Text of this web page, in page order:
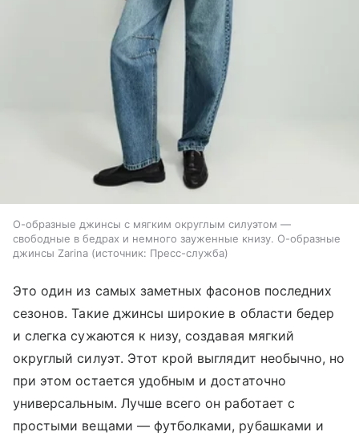
О-образные джинсы с мягким округлым силуэтом —
свободные в бедрах и немного зауженные книзу. О-образные
джинсы Zarina
источник: Пресс-служба
Это один из самых заметных фасонов последних
сезонов. Такие джинсы широкие в области бедер
и слегка сужаются к низу, создавая мягкий
округлый силуэт. Этот крой выглядит необычно, но
при этом остается удобным и достаточно
универсальным. Лучше всего он работает с
простыми вещами — футболками, рубашками и